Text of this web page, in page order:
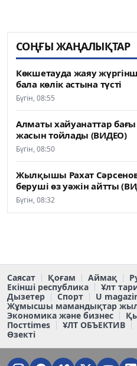
СОҢҒЫ ЖАҢАЛЫҚТАР
Көкшетауда жаяу
бала көлік астына түсті
Бүгін, 08:55
Алматы хайуанаттар
жасын тойлады (ВИДЕО)
Бүгін, 08:50
Жылқышы Рахат
беруші өз уәжін айтты
Бүгін, 08:32
Саясат Қоғам Аймақ
Екінші республика
Ұлт
Дызетер
Спорт U
Жұмысшы мамандықтар
Экономика және бизнес
Постtimes
ҰЛТ ОБЪЕКТИВ
Өзекті